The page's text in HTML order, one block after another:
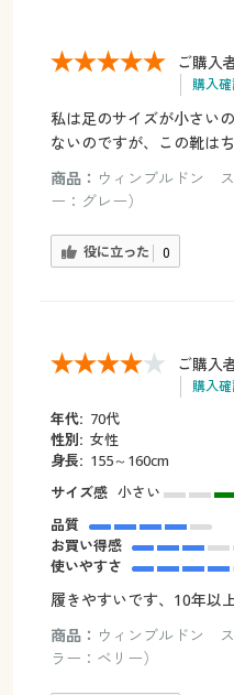
ご購入
購入
私は足のサイズが小さい
ないのですが、この靴は
商品： ウィンブルドン
ー：グレー）
役に立った 0
ご購入
購入
年代: 70代
性別: 女性
身長: 155～160cm
サイズ感 小さい
品質
お買い得感
使いやすさ
履きやすいです、10年以
商品： ウィンブルドン
ラー：ベリー）